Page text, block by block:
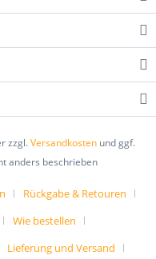
zzgl.Versandkosten und ggf.
anders beschrieben
Rückgabe & Retouren
Wie bestellen
Lieferung und Versand